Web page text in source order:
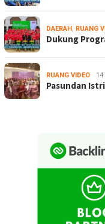
DAERAH , RUANG
Dukung
RUANG VIDEO
Pasundan